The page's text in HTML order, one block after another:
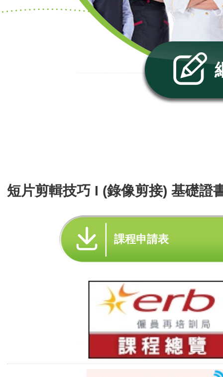
短片剪輯技巧 I (錄像剪接) 基礎證
課程申請表